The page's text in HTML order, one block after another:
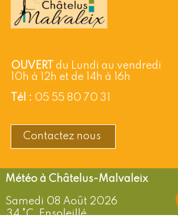
OUVERT
du Lundi au vendredi
10h à 12h et de 14h à 16h
Tél : 05 55 80 70 31
Contactez nous
Châtelus-Malvaleix
Samedi 08 Août 2026
34 °C, Ensoleillé